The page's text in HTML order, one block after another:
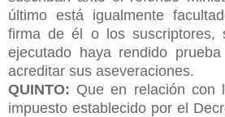
último está igualmente
firma de él o los suscriptores,
ejecutado haya rendido
acreditar sus aseveraciones.
QUINTO: Que en relación con
impuesto establecido por el